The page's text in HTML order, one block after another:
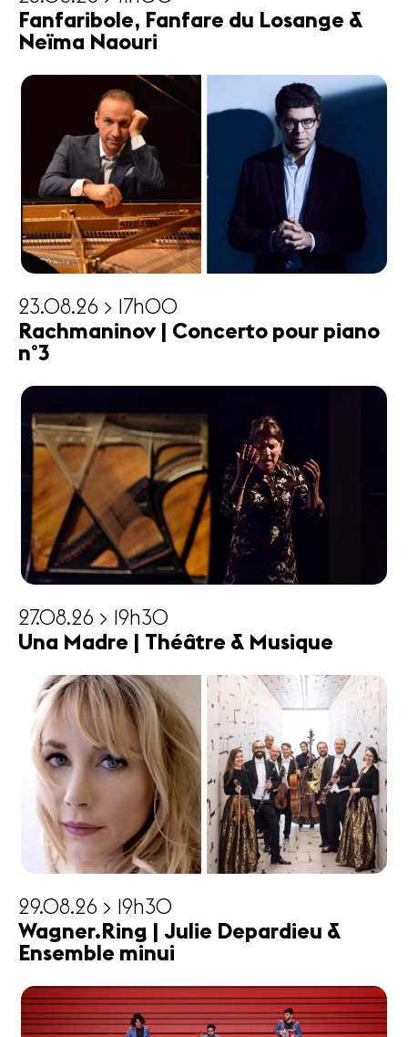
Fanfaribole, Fanfare du Losange &
Neïma Naouri
23.08.26 > 17h00
Rachmaninov | Concerto pour piano
n°3
27.08.26 > 19h30
Una Madre | Théâtre & Musique
29.08.26 > 19h30
Wagner.Ring | Julie Depardieu &
Ensemble minui